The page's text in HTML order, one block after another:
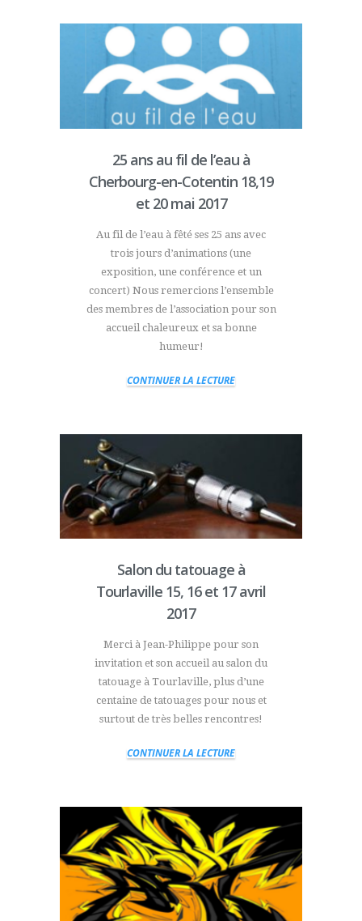
25 ans au fil de l’eau à
Cherbourg-en-Cotentin 18,19
et 20 mai 2017
Au fil de l’eau à fêté ses 25 ans avec
trois jours d’animations (une
exposition, une conférence et un
concert) Nous remercions l’ensemble
des membres de l’association pour son
accueil chaleureux et sa bonne
humeur!
CONTINUER LA LECTURE
Salon du tatouage à
Tourlaville 15, 16 et 17 avril
2017
Merci à Jean-Philippe pour son
invitation et son accueil au salon du
tatouage à Tourlaville, plus d’une
centaine de tatouages pour nous et
surtout de très belles rencontres!
CONTINUER LA LECTURE